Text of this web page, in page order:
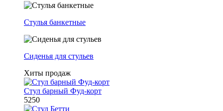
Стулья банкетные
Сиденья для стульев
Хиты продаж
Стул барный Фуд-корт
5250